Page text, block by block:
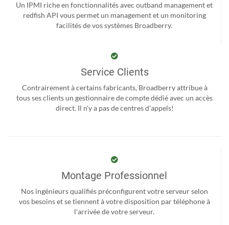
Un IPMI riche en fonctionnalités avec outband management et
redfish API vous permet un management et un monitoring
facilités de vos systèmes Broadberry.
Service Clients
Contrairement à certains fabricants, Broadberry attribue à
tous ses clients un gestionnaire de compte dédié avec un accès
direct. Il n'y a pas de centres d'appels!
Montage Professionnel
Nos ingénieurs qualifiés préconfigurent votre serveur selon
vos besoins et se tiennent à votre disposition par téléphone à
l'arrivée de votre serveur.